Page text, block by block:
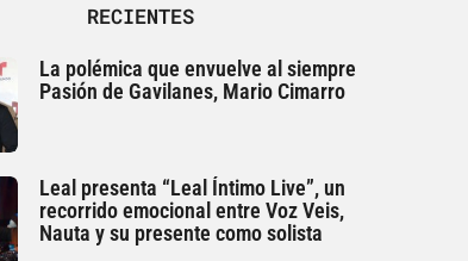
RECIENTES
La polémica que envuelve al siempre
Pasión de Gavilanes, Mario Cimarro
Leal presenta “Leal Íntimo Live”, un
recorrido emocional entre Voz Veis,
Nauta y su presente como solista